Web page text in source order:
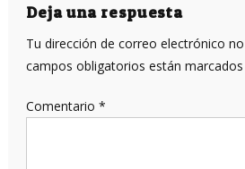
Deja una respuesta
Tu dirección de correo electrónico
campos obligatorios están
Comentario *